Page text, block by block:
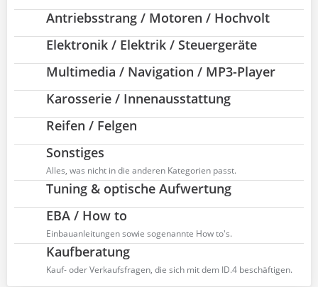
Antriebsstrang / Motoren / Hochvolt
Elektronik / Elektrik / Steuergeräte
Multimedia / Navigation / MP3-Player
Karosserie / Innenausstattung
Reifen / Felgen
Sonstiges
Alles, was nicht in die anderen Kategorien passt.
Tuning & optische Aufwertung
EBA / How to
Einbauanleitungen sowie sogenannte How to's.
Kaufberatung
Kauf- oder Verkaufsfragen, die sich mit dem ID.4 beschäftigen.